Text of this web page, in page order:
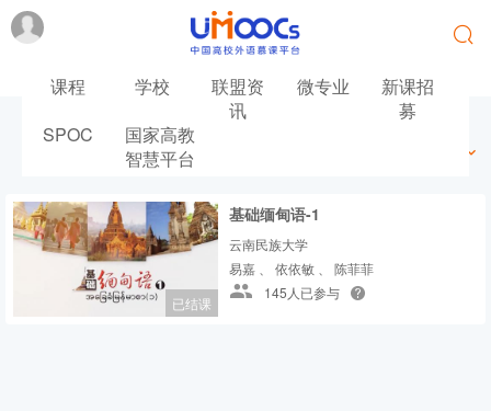
课程 学校
联盟资
讯
微专业
新课招
募
SPOC
国家高教
智慧平台
已结课
基础缅甸语-1
云南民族大学
易嘉 、 依依敏 、 陈菲菲
145人已参与